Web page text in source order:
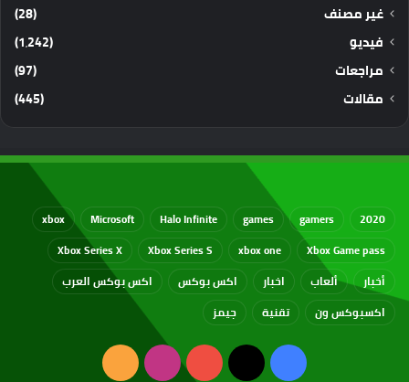
غير مصنف
(28)
فيديو
(1٬242)
مراجعات
(97)
مقالات
(445)
2020
gamers
games
Halo Infinite
Microsoft
xbox
Xbox Game pass
xbox one
Xbox Series S
Xbox Series X
أخبار
ألعاب اخبار اكس بوكس
اكس بوكس العرب
اكسبوكس ون
تقنية جيمز
فيسبوك
‫X
‫YouTubeانستقرامملخص